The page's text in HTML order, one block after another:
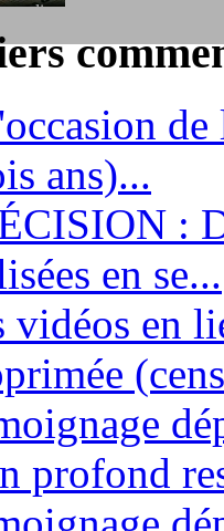
et en...
de personnes
L'aventure se pou... de
ans)...
:
en se...
vidéos en
profond